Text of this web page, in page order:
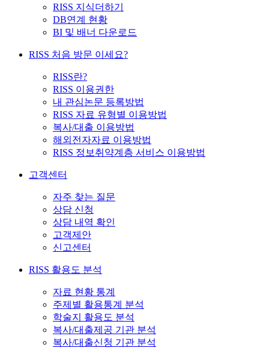
RISS 지식더하기
DB연계 현황
BI 및 배너 다운로드
RISS 처음 방문 이세요?
RISS란?
RISS 이용권한
내 관심논문 등록방법
RISS 자료 유형별 이용방법
복사/대출 이용방법
해외전자자료 이용방법
RISS 정보취약계층 서비스 이용방법
고객센터
자주 찾는 질문
상담 신청
상담 내역 확인
고객제안
신고센터
RISS 활용도 분석
자료 현황 통계
주제별 활용통계 분석
학술지 활용도 분석
복사/대출제공 기관 분석
복사/대출신청 기관 분석